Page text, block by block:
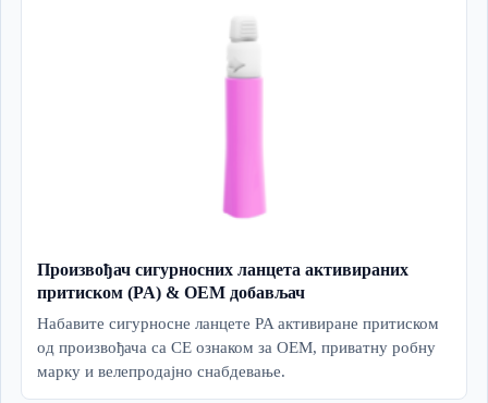
Произвођач сигурносних ланцета активираних
притиском (PA) & OEM добављач
Набавите сигурносне ланцете PA активиране притиском
од произвођача са CE ознаком за OEM, приватну робну
марку и велепродајно снабдевање.